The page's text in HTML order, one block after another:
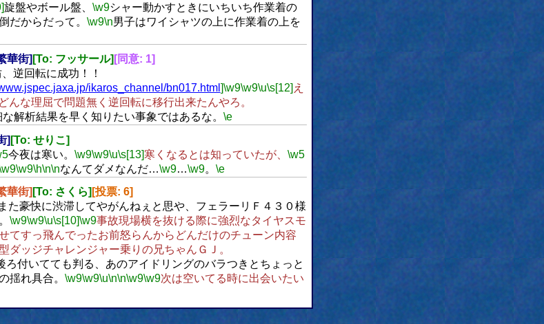
旋盤やボール盤、 \w9シャー動かすときにいちいち作業着の
だからだって。 \w9\n男子はワイシャツの上に作業着の上を
華街] [To: フッサール] [同意: 1]
逆回転に成功！！
ikaros_channel/bn017.html ]\w9\w9\u\s[12] え
んな理屈で問題無く逆回転に移行出来たんやろ。
な解析結果を早く知りたい事象ではあるな。 \e
] [To: せりこ]
今夜は寒い。 \w9\w9\u\s[13]寒くなるとは知っていたが、 \w5
\w9\h\n\nなんてダメなんだ…\w9…\w9。 \e
華街] [To: さくら] [投票: 6]
た豪快に渋滞してやがんねぇと思や、フェラーリＦ４３０様
\w9\w9\u\s[10]\w9事故現場横を抜ける際に強烈なタイヤスモ
てすっ飛んでったお前怒らんからどんだけのチューン内容
ダッジチャレンジャー乗りの兄ちゃんＧＪ。
ろ付いてても判る、あのアイドリングのバラつきとちょっと
揺れ具合。 \w9\w9\u\n\n\w9\w9次は空いてる時に出会いたい